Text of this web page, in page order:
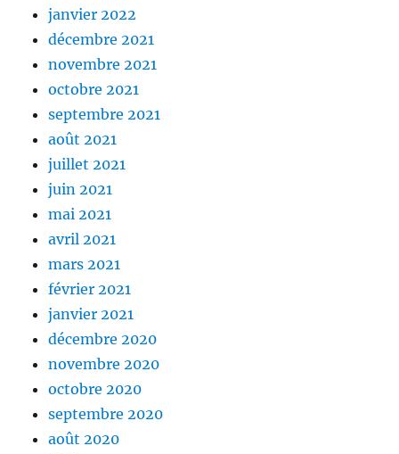
janvier 2022
décembre 2021
novembre 2021
octobre 2021
septembre 2021
août 2021
juillet 2021
juin 2021
mai 2021
avril 2021
mars 2021
février 2021
janvier 2021
décembre 2020
novembre 2020
octobre 2020
septembre 2020
août 2020